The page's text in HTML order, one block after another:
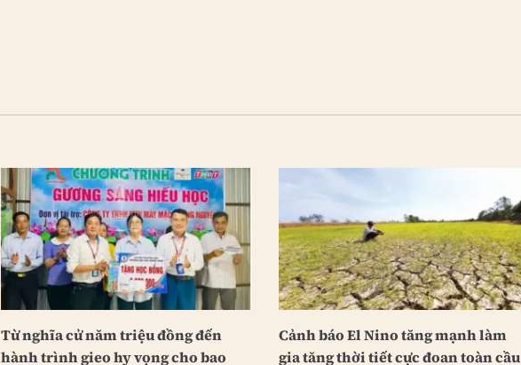
Từ nghĩa cử năm triệu đồng đến
hành trình gieo hy vọng cho bao
Cảnh báo El Nino tăng mạnh làm
gia tăng thời tiết cực đoan toàn cầu